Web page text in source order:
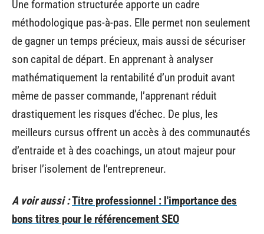
Une formation structurée apporte un cadre
méthodologique pas-à-pas. Elle permet non seulement
de gagner un temps précieux, mais aussi de sécuriser
son capital de départ. En apprenant à analyser
mathématiquement la rentabilité d’un produit avant
même de passer commande, l’apprenant réduit
drastiquement les risques d’échec. De plus, les
meilleurs cursus offrent un accès à des communautés
d’entraide et à des coachings, un atout majeur pour
briser l’isolement de l’entrepreneur.
A voir aussi :Titre professionnel : l'importance des
bons titres pour le référencement SEO